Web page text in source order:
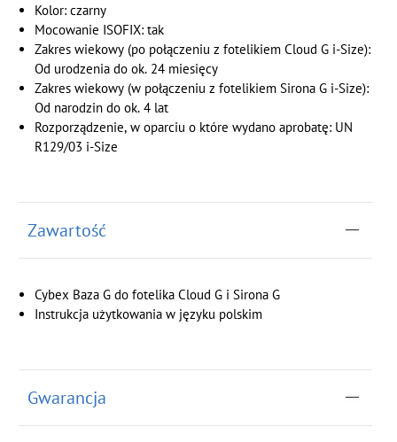
Kolor: czarny
Mocowanie ISOFIX: tak
Zakres wiekowy (po połączeniu z fotelikiem Cloud G i-Size):
Od urodzenia do ok. 24 miesięcy
Zakres wiekowy (w połączeniu z fotelikiem Sirona G i-Size):
Od narodzin do ok. 4 lat
Rozporządzenie, w oparciu o które wydano aprobatę: UN
R129/03 i-Size
Zawartość
Cybex Baza G do fotelika Cloud G i Sirona G
Instrukcja użytkowania w języku polskim
Gwarancja